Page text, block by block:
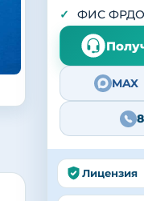
ФИС ФРДО
MAX
Лицензия